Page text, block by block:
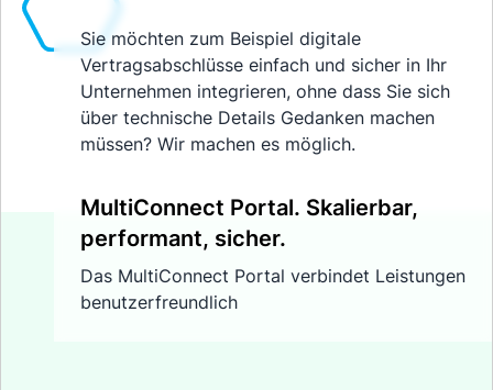
Sie möchten zum Beispiel digitale
Vertragsabschlüsse einfach und sicher in Ihr
Unternehmen integrieren, ohne dass Sie sich
über technische Details Gedanken machen
müssen? Wir machen es möglich.
MultiConnect Portal. Skalierbar,
performant, sicher.
Das MultiConnect Portal verbindet Leistungen
benutzerfreundlich